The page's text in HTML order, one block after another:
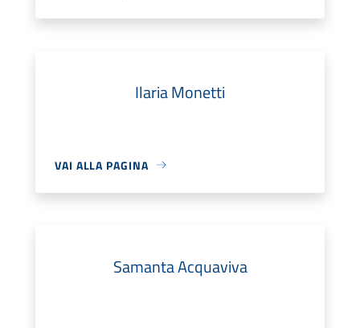
Ilaria Monetti
VAI ALLA PAGINA
Samanta Acquaviva